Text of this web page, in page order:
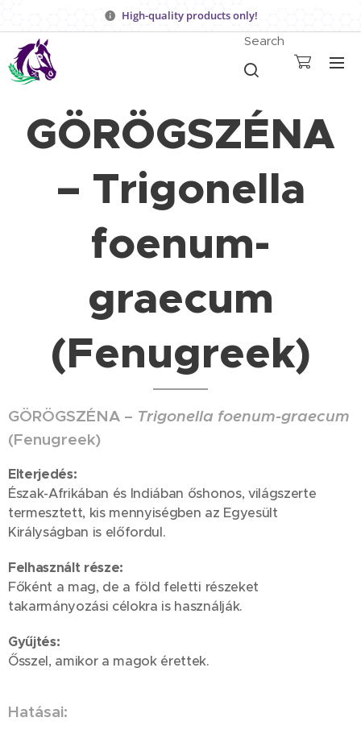
High-quality products only!
Search
GÖRÖGSZÉNA
– Trigonella
foenum-
graecum
(Fenugreek)
GÖRÖGSZÉNA – Trigonella foenum-graecum
(Fenugreek)
Elterjedés:
Észak-Afrikában és Indiában őshonos, világszerte
termesztett, kis mennyiségben az Egyesült
Királyságban is előfordul.
Felhasznált része:
Főként a mag, de a föld feletti részeket
takarmányozási célokra is használják.
Gyűjtés:
Ősszel, amikor a magok érettek.
Hatásai: